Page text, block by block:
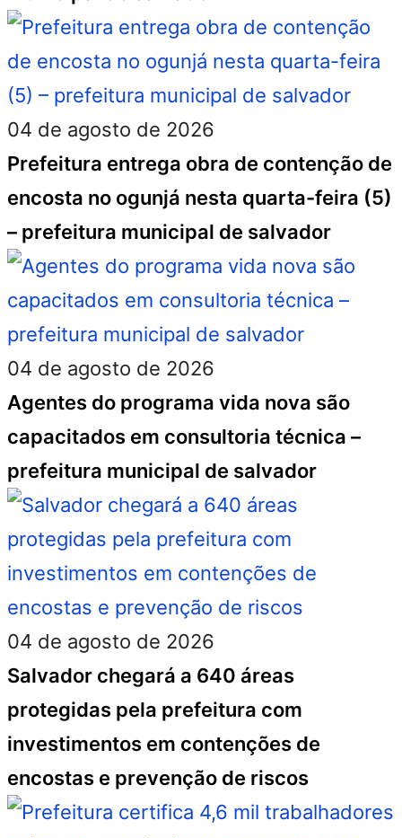
04 de agosto de 2026
Prefeitura entrega obra de contenção de
encosta no ogunjá nesta quarta-feira (5)
– prefeitura municipal de salvador
04 de agosto de 2026
Agentes do programa vida nova são
capacitados em consultoria técnica –
prefeitura municipal de salvador
04 de agosto de 2026
Salvador chegará a 640 áreas
protegidas pela prefeitura com
investimentos em contenções de
encostas e prevenção de riscos